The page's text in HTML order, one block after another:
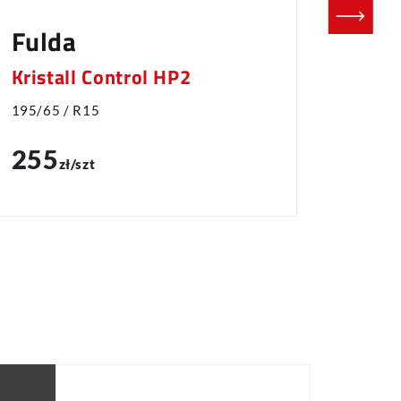
Fulda
Kristall Control HP2
195/65 / R15
255zł/szt